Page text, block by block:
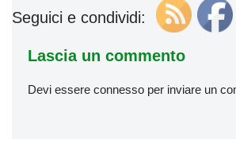
Seguici e condividi:
Lascia un commento
Devi essere connesso per inviare un